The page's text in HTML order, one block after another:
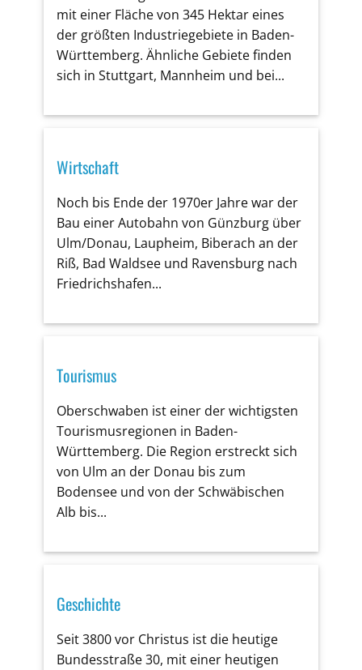
mit einer Fläche von 345 Hektar eines
der größten Industriegebiete in Baden-
Württemberg. Ähnliche Gebiete finden
sich in Stuttgart, Mannheim und bei...
Wirtschaft
Noch bis Ende der 1970er Jahre war der
Bau einer Autobahn von Günzburg über
Ulm/Donau, Laupheim, Biberach an der
Riß, Bad Waldsee und Ravensburg nach
Friedrichshafen...
Tourismus
Oberschwaben ist einer der wichtigsten
Tourismusregionen in Baden-
Württemberg. Die Region erstreckt sich
von Ulm an der Donau bis zum
Bodensee und von der Schwäbischen
Alb bis...
Geschichte
Seit 3800 vor Christus ist die heutige
Bundesstraße 30, mit einer heutigen